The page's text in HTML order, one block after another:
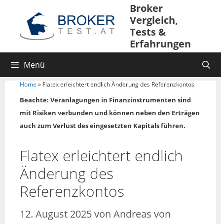
Broker
Vergleich,
Tests &
Erfahrungen
Menü
Home » Flatex erleichtert endlich Änderung des Referenzkontos
Beachte: Veranlagungen in Finanzinstrumenten sind
mit Risiken verbunden und können neben den Erträgen
auch zum Verlust des eingesetzten Kapitals führen.
Flatex erleichtert endlich
Änderung des
Referenzkontos
12. August 2025von Andreas von